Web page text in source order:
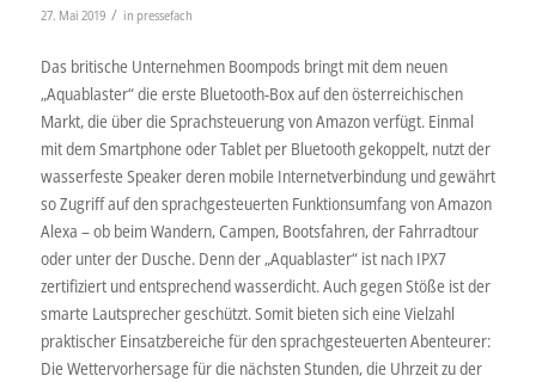
27. Mai 2019 / in pressefach
Das britische Unternehmen Boompods bringt mit dem neuen
„Aquablaster“ die erste Bluetooth-Box auf den österreichischen
Markt, die über die Sprachsteuerung von Amazon verfügt. Einmal
mit dem Smartphone oder Tablet per Bluetooth gekoppelt, nutzt der
wasserfeste Speaker deren mobile Internetverbindung und gewährt
so Zugriff auf den sprachgesteuerten Funktionsumfang von Amazon
Alexa – ob beim Wandern, Campen, Bootsfahren, der Fahrradtour
oder unter der Dusche. Denn der „Aquablaster“ ist nach IPX7
zertifiziert und entsprechend wasserdicht. Auch gegen Stöße ist der
smarte Lautsprecher geschützt. Somit bieten sich eine Vielzahl
praktischer Einsatzbereiche für den sprachgesteuerten Abenteurer:
Die Wettervorhersage für die nächsten Stunden, die Uhrzeit zu der